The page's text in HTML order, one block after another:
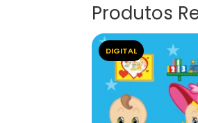
Produtos
DIGITAL